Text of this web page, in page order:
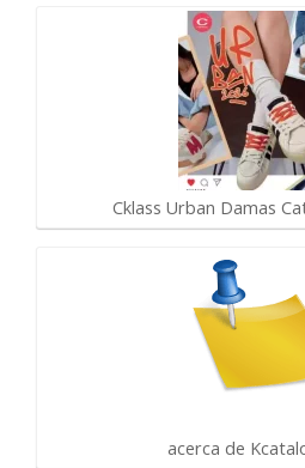
Cklass Urban Damas
acerca de